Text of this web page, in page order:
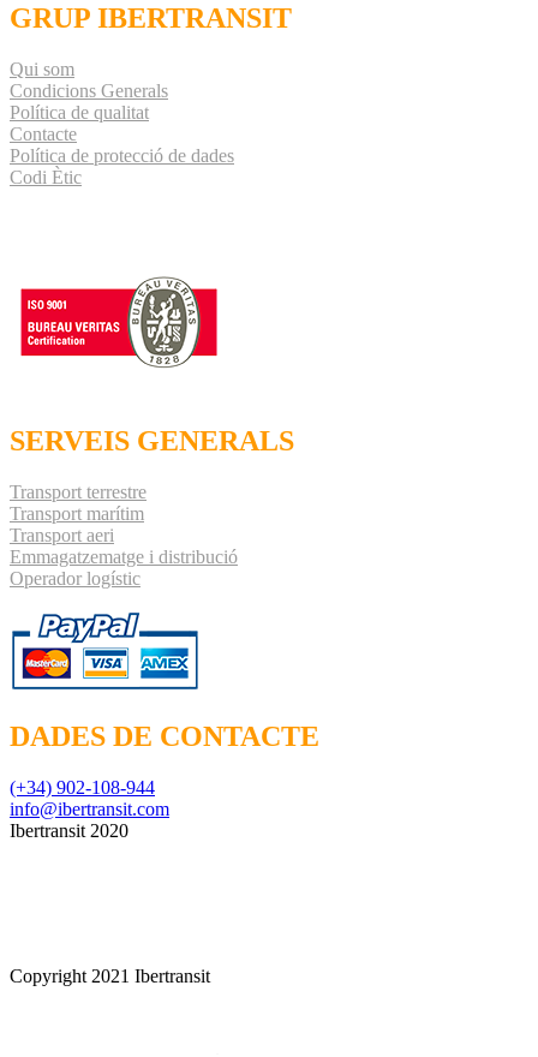
GRUP IBERTRANSIT
Qui som
Condicions Generals
Política de qualitat
Contacte
Política de protecció de dades
Codi Ètic
SERVEIS GENERALS
Transport terrestre
Transport marítim
Transport aeri
Emmagatzematge i distribució
Operador logístic
DADES DE CONTACTE
(+34) 902-108-944
info@ibertransit.com
Ibertransit 2020
Copyright 2021 Ibertransit